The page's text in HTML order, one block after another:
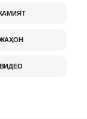
ВИДЕО